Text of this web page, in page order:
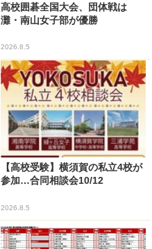
高校囲碁全国大会、団体戦は
灘・南山女子部が優勝
2026.8.5
【高校受験】横須賀の私立4校が
参加…合同相談会10/12
2026.8.5